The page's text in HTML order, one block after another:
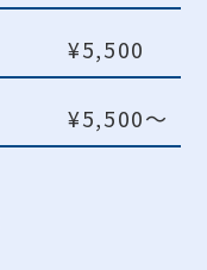
¥5,500
¥5,500〜